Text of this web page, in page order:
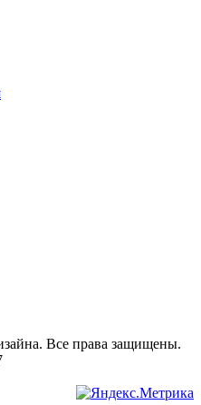
Все права защищены.